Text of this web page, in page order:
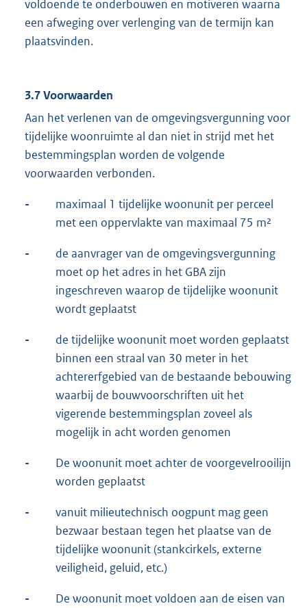
voldoende te onderbouwen en motiveren waarna
een afweging over verlenging van de termijn kan
plaatsvinden.
3.7 Voorwaarden
Aan het verlenen van de omgevingsvergunning voor
tijdelijke woonruimte al dan niet in strijd met het
bestemmingsplan worden de volgende
voorwaarden verbonden.
-
maximaal 1 tijdelijke woonunit per perceel
met een oppervlakte van maximaal 75 m²
-
de aanvrager van de omgevingsvergunning
moet op het adres in het GBA zijn
ingeschreven waarop de tijdelijke woonunit
wordt geplaatst
-
de tijdelijke woonunit moet worden geplaatst
binnen een straal van 30 meter in het
achtererfgebied van de bestaande bebouwing
waarbij de bouwvoorschriften uit het
vigerende bestemmingsplan zoveel als
mogelijk in acht worden genomen
-
De woonunit moet achter de voorgevelrooilijn
worden geplaatst
-
vanuit milieutechnisch oogpunt mag geen
bezwaar bestaan tegen het plaatse van de
tijdelijke woonunit (stankcirkels, externe
veiligheid, geluid, etc.)
-
De woonunit moet voldoen aan de eisen van